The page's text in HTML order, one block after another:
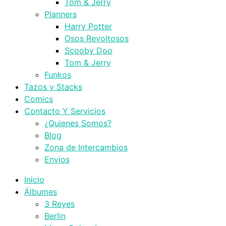
Tom & Jerry
Planners
Harry Potter
Osos Revoltosos
Scooby Doo
Tom & Jerry
Funkos
Tazos y Stacks
Comics
Contacto Y Servicios
¿Quienes Somos?
Blog
Zona de Intercambios
Envios
Inicio
Álbumes
3 Reyes
Berlin